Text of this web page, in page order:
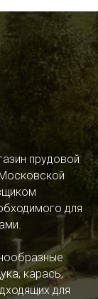
прудовой
для
карась,
для